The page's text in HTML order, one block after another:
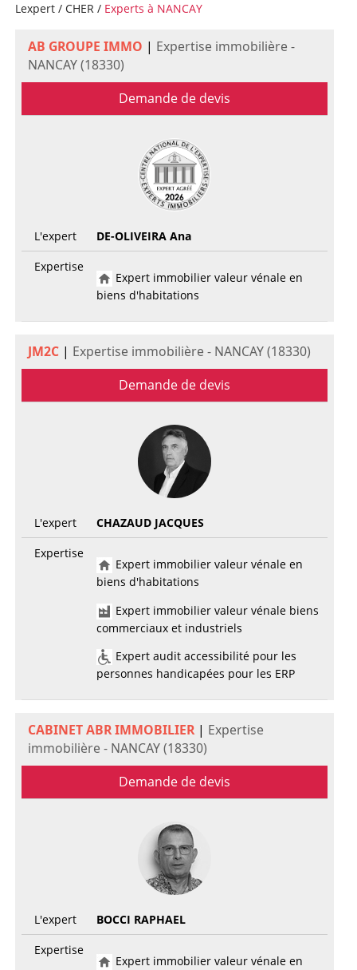
Lexpert/ CHER/ Experts à NANCAY
AB GROUPE IMMO | Expertise immobilière -
NANCAY (18330)
Demande de devis
L'expert
DE-OLIVEIRA Ana
Expertise
Expert immobilier valeur vénale en
biens d'habitations
JM2C| Expertise immobilière - NANCAY (18330)
Demande de devis
L'expert
CHAZAUD JACQUES
Expertise
Expert immobilier valeur vénale en
biens d'habitations
Expert immobilier valeur vénale biens
commerciaux et industriels
Expert audit accessibilité pour les
personnes handicapées pour les ERP
CABINET ABR IMMOBILIER| Expertise
immobilière - NANCAY (18330)
Demande de devis
L'expert
BOCCI RAPHAEL
Expertise
Expert immobilier valeur vénale en